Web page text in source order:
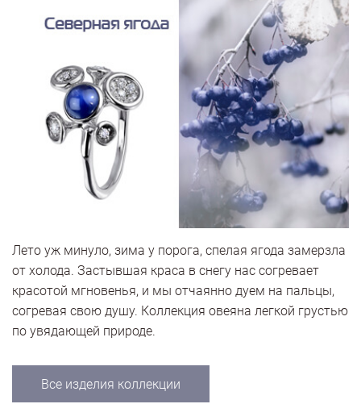
Лето уж минуло, зима у порога, спелая ягода замерзла
от холода. Застывшая краса в снегу нас согревает
красотой мгновенья, и мы отчаянно дуем на пальцы,
согревая свою душу. Коллекция овеяна легкой грустью
по увядающей природе.
Все изделия коллекции